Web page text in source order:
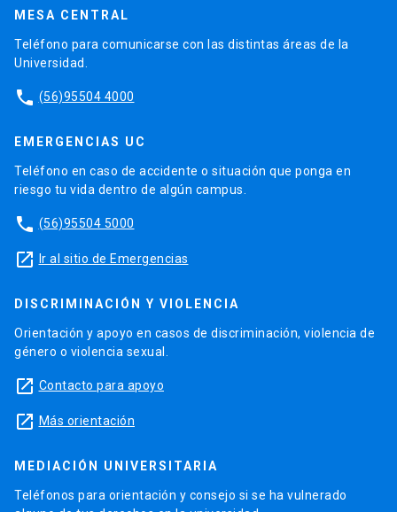
MESA CENTRAL
Teléfono para comunicarse con las distintas áreas de la
Universidad.
phone (56)95504 4000
EMERGENCIAS UC
Teléfono en caso de accidente o situación que ponga en
riesgo tu vida dentro de algún campus.
phone (56)95504 5000
launch Ir al sitio de Emergencias
DISCRIMINACIÓN Y VIOLENCIA
Orientación y apoyo en casos de discriminación, violencia de
género o violencia sexual.
launch Contacto para apoyo
launch Más orientación
MEDIACIÓN UNIVERSITARIA
Teléfonos para orientación y consejo si se ha vulnerado